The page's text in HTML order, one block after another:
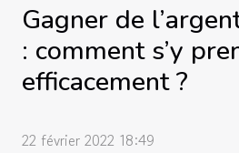
Gagner de
: comment s’y
efficacement ?
22 février 2022 18:49